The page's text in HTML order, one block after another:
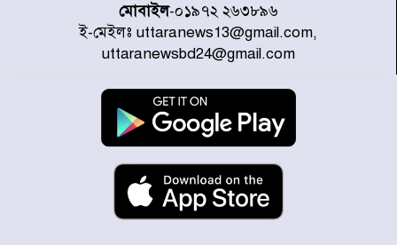
জাতীয় সাংবাদিক সংস্থার পিরোজপুর
জেলা কমিটি অনুমোদন
গণঅভ্যুত্থানের তথ্য বিশ্বমিডিয়ায় পৌঁছে
দিতেন আদীব, গুমের চেষ্টা ৩ বার
বাঁশখালীকে বন্যা মুক্ত করার সকল
পদক্ষেপ নেয়া হবে- আসাদুল হাবিব দুলু
মোবাইল-০১৯৭২ ২৬৩৮৯৬
ই-মেইলঃ uttaranews13@gmail.com,
uttaranewsbd24@gmail.com